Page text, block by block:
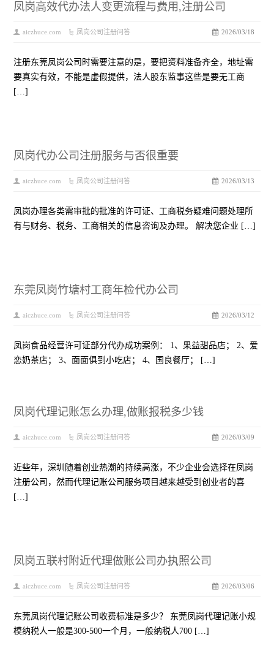
凤岗高效代办法人变更流程与费用,注册公司
2026/03/18
aiczhuce.com 凤岗公司注册问答
注册东莞凤岗公司时需要注意的是，要把资料准备齐全，地址需
要真实有效，不能是虚假提供，法人股东监事这些是要无工商
[…]
凤岗代办公司注册服务与否很重要
2026/03/13
aiczhuce.com 凤岗公司注册问答
凤岗办理各类需审批的批准的许可证、工商税务疑难问题处理所
有与财务、税务、工商相关的信息咨询及办理。 解决您企业 […]
东莞凤岗竹塘村工商年检代办公司
2026/03/12
aiczhuce.com 凤岗公司注册问答
凤岗食品经营许可证部分代办成功案例： 1、果益甜品店； 2、爱
恋奶茶店； 3、面面俱到小吃店； 4、国良餐厅； […]
凤岗代理记账怎么办理,做账报税多少钱
2026/03/09
aiczhuce.com 凤岗公司注册问答
近些年，深圳随着创业热潮的持续高涨，不少企业会选择在凤岗
注册公司，然而代理记账公司服务项目越来越受到创业者的喜
[…]
凤岗五联村附近代理做账公司办执照公司
2026/03/06
aiczhuce.com 凤岗公司注册问答
东莞凤岗代理记账公司收费标准是多少？ 东莞凤岗代理记账小规
模纳税人一般是300-500一个月，一般纳税人700 […]